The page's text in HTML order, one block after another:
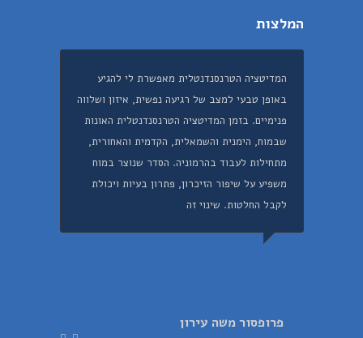
המלצות
המדיטציה הטרנסנדנטלית מאפשרת לי להגיע
באופן טבעי למצב של רגיעה נפשית, איזון ושלווה
פנימיים. בזמן המדיטציה הטרנסנדנטלית האונות
שבמוח, הימנית והשמאלית, הקדמית והאחורית,
מתחילות לעבוד בהרמוניה. הסדר שנוצר במוח
משפיע על שיפור הזיכרון, פתרון בעיות ויכולת
לקבל החלטות. שינוי זה
פרופסור משה עירון